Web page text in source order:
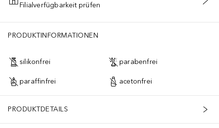
IN DEN WARENKORB
Filialverfügbarkeit prüfen
PRODUKTINFORMATIONEN
silikonfrei parabenfrei
paraffinfrei acetonfrei
PRODUKTDETAILS